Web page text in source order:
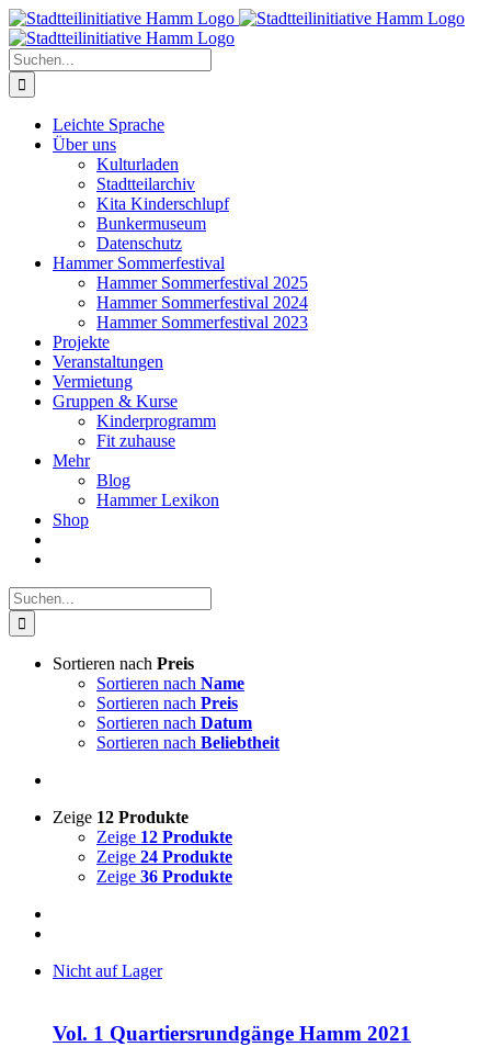
Zum
Inhalt
springen
Suche
nach:
Leichte Sprache
Über uns
Kulturladen
Stadtteilarchiv
Kita Kinderschlupf
Bunkermuseum
Datenschutz
Hammer Sommerfestival
Hammer Sommerfestival 2025
Hammer Sommerfestival 2024
Hammer Sommerfestival 2023
Projekte
Veranstaltungen
Vermietung
Gruppen & Kurse
Kinderprogramm
Fit zuhause
Mehr
Blog
Hammer Lexikon
Shop
Suche
nach:
Sortieren nach Preis
Sortieren nach Name
Sortieren nach Preis
Sortieren nach Datum
Sortieren nach Beliebtheit
Zeige 12 Produkte
Zeige 12 Produkte
Zeige 24 Produkte
Zeige 36 Produkte
Nicht auf Lager
Vol. 1 Quartiersrundgänge Hamm 2021